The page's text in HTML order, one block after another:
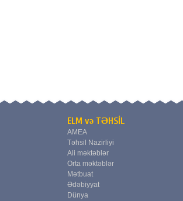
ELM və TƏHSİL
AMEA
Təhsil Nazirliyi
Ali məktəblər
Orta məktəblər
Mətbuat
Ədəbiyyat
Dünya